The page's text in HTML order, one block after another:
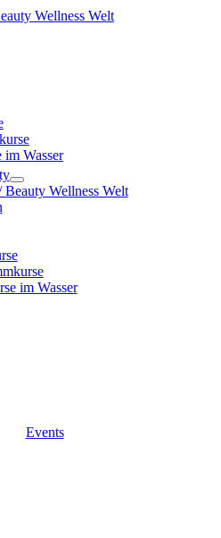
Wellness Welt
im Wasser
Beauty Wellness Welt
im Wasser
Events